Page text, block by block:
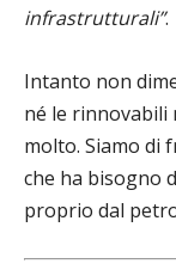
infrastrutturali”.
Intanto non
né le rinnovabili
molto. Siamo di
che ha bisogno
proprio dal